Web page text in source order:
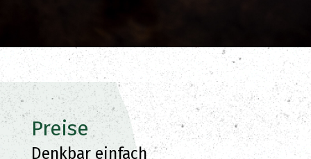
Preise
Denkbar einfach